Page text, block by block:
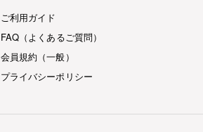
ご利用ガイド
FAQ（よくあるご質問）
会員規約（一般）
プライバシーポリシー